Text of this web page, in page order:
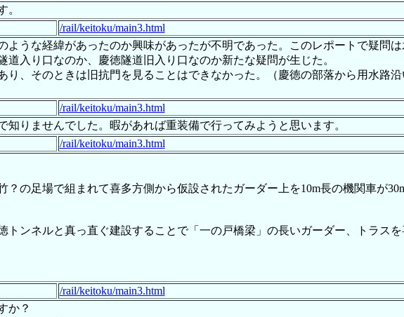
。
/rail/keitoku/main3.html
うな経緯があったのか興味があったが不明であった。このレポートで疑問
入り口なのか、慶徳隧道旧入り口なのか新たな疑問が生じた。
、そのときは旧抗門を見ることはできなかった。（慶徳の部落から用水路
/rail/keitoku/main3.html
りませんでした。暇があれば重装備で行ってみようと思います。
/rail/keitoku/main3.html
の足場で組まれて喜多方側から仮設されたガーダー上を10m長の機関車が
ンネルと真っ直ぐ建設することで「一の戸橋梁」の長いガーダー、トラス
/rail/keitoku/main3.html
か？